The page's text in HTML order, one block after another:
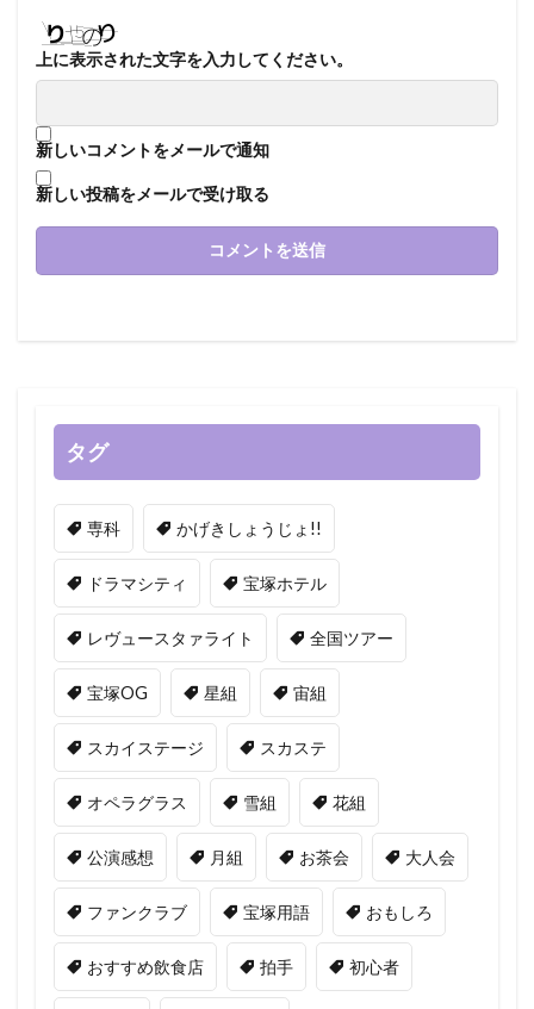
上に表示された文字を入力してください。
新しいコメントをメールで通知
新しい投稿をメールで受け取る
タグ
専科 かげきしょうじょ!!
ドラマシティ 宝塚ホテル
レヴュースタァライト 全国ツアー
宝塚OG 星組 宙組
スカイステージ スカステ
オペラグラス 雪組 花組
公演感想 月組 お茶会 大人会
ファンクラブ 宝塚用語 おもしろ
おすすめ飲食店 拍手 初心者